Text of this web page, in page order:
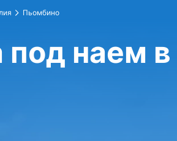
Пьомбино
под наем